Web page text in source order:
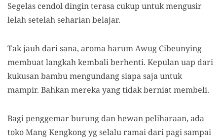
Segelas cendol dingin terasa cukup untuk mengusir
lelah setelah seharian belajar.
Tak jauh dari sana, aroma harum Awug Cibeunying
membuat langkah kembali berhenti. Kepulan uap dari
kukusan bambu mengundang siapa saja untuk
mampir. Bahkan mereka yang tidak berniat membeli.
Bagi penggemar burung dan hewan peliharaan, ada
toko Mang Kengkong yg selalu ramai dari pagi sampai